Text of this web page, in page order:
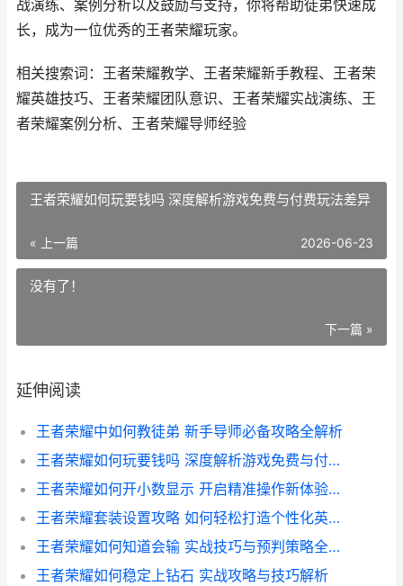
战演练、案例分析以及鼓励与支持，你将帮助徒弟快速成
长，成为一位优秀的王者荣耀玩家。
相关搜索词：王者荣耀教学、王者荣耀新手教程、王者荣
耀英雄技巧、王者荣耀团队意识、王者荣耀实战演练、王
者荣耀案例分析、王者荣耀导师经验
王者荣耀如何玩要钱吗 深度解析游戏免费与付费玩法差异
« 上一篇 2026-06-23
没有了！
下一篇 »
延伸阅读
王者荣耀中如何教徒弟 新手导师必备攻略全解析
王者荣耀如何玩要钱吗 深度解析游戏免费与付费玩法差异
王者荣耀如何开小数显示 开启精准操作新体验指南
王者荣耀套装设置攻略 如何轻松打造个性化英雄装备搭配
王者荣耀如何知道会输 实战技巧与预判策略全解析
王者荣耀如何稳定上钻石 实战攻略与技巧解析